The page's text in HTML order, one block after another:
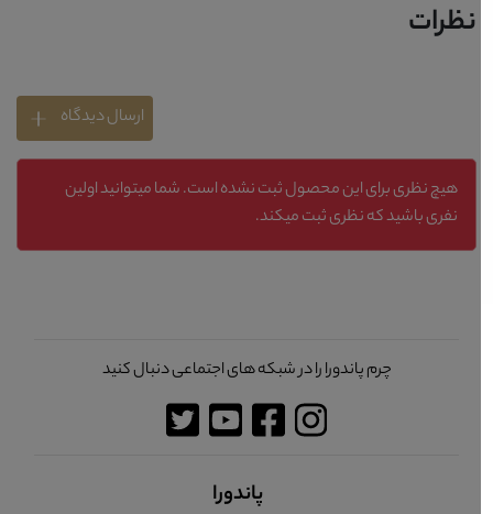
نظرات
ارسال دیدگاه
هیچ نظری برای این محصول ثبت نشده است. شما میتوانید اولین
نفری باشید که نظری ثبت میکند.
چرم پاندورا را در شبکه های اجتماعی دنبال کنید
پاندورا